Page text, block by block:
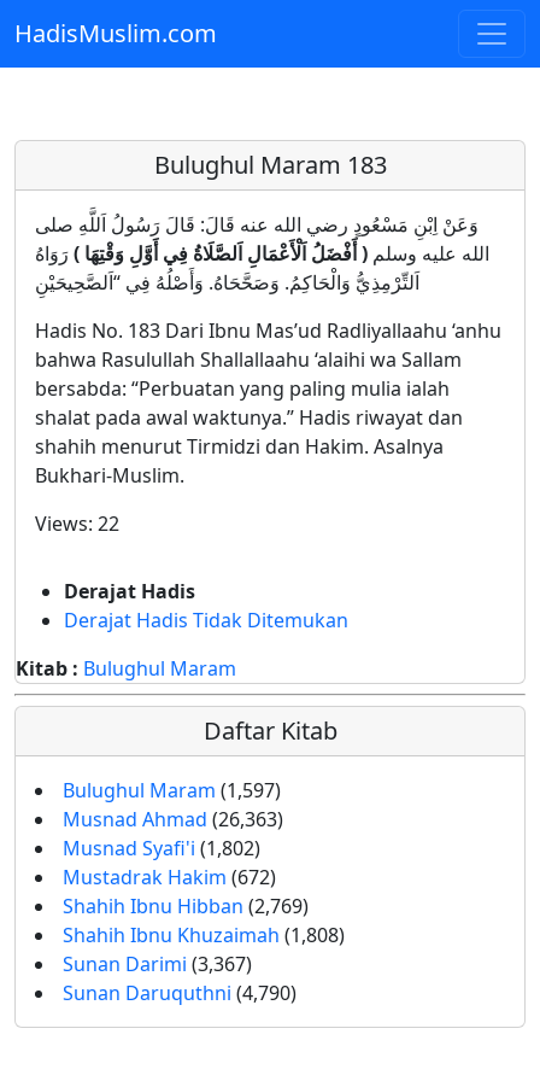
Skip to main content
HadisMuslim.com
Bulughul Maram 183
وَعَنْ اِبْنِ مَسْعُودٍ رضي الله عنه قَالَ: قَالَ رَسُولُ اَللَّهِ صلى
الله عليه وسلم ( أَفْضَلُ اَلْأَعْمَالِ اَلصَّلَاةُ فِي أَوَّلِ وَقْتِهَا )رَوَاهُ
اَلتِّرْمِذِيُّ وَالْحَاكِمُ. وَصَحَّحَاهُ. وَأَصْلُهُ فِي “اَلصَّحِيحَيْنِ
Hadis No. 183 Dari Ibnu Mas’ud Radliyallaahu ‘anhu
bahwa Rasulullah Shallallaahu ‘alaihi wa Sallam
bersabda: “Perbuatan yang paling mulia ialah
shalat pada awal waktunya.” Hadis riwayat dan
shahih menurut Tirmidzi dan Hakim. Asalnya
Bukhari-Muslim.
Views: 22
Derajat Hadis
Derajat Hadis Tidak Ditemukan
Kitab : Bulughul Maram
Daftar Kitab
Bulughul Maram (1,597)
Musnad Ahmad (26,363)
Musnad Syafi'i (1,802)
Mustadrak Hakim (672)
Shahih Ibnu Hibban (2,769)
Shahih Ibnu Khuzaimah (1,808)
Sunan Darimi (3,367)
Sunan Daruquthni (4,790)